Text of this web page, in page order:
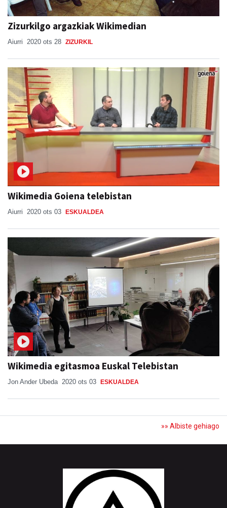
Zizurkilgo argazkiak Wikimedian
Aiurri 2020 ots 28 ZIZURKIL
Wikimedia Goiena telebistan
Aiurri 2020 ots 03 ESKUALDEA
Wikimedia egitasmoa Euskal Telebistan
Jon Ander Ubeda 2020 ots 03 ESKUALDEA
»» Albiste gehiago